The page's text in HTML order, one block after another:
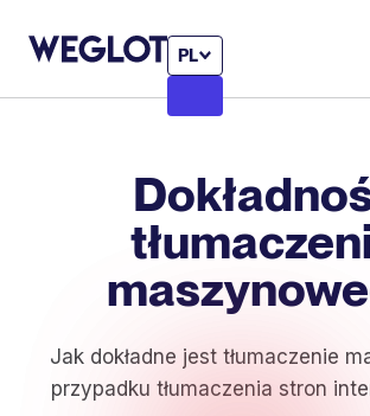
PL
Jak dokładne jest tłumaczenie
przypadku tłumaczenia stron